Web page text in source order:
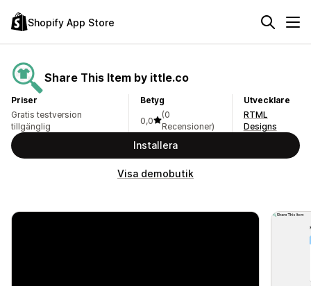
Shopify App Store
Share This Item by ittle.co
Priser
Gratis testversion
tillgänglig
Betyg
0,0
(0
Recensioner)
Utvecklare
RTML
Designs
Installera
Visa demobutik